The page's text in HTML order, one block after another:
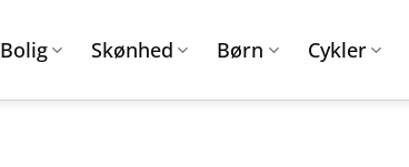
Bolig Skønhed Børn Cykler